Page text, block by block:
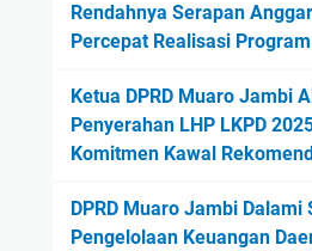
Rendahnya Serapan
Percepat Realisasi Program
Ketua DPRD Muaro Jambi
Penyerahan LHP LKPD
Komitmen Kawal
DPRD Muaro Jambi Dalami
Pengelolaan Keuangan